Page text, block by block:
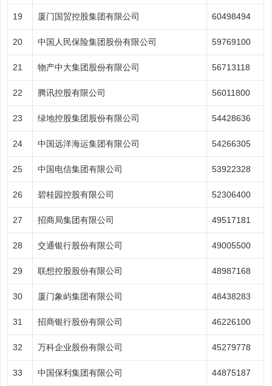
19 厦门国贸控股集团有限公司 60498494
20 中国人民保险集团股份有限公司 59769100
21 物产中大集团股份有限公司 56713118
22 腾讯控股有限公司 56011800
23 绿地控股集团股份有限公司 54428636
24 中国远洋海运集团有限公司 54266305
25 中国电信集团有限公司 53922328
26 碧桂园控股有限公司 52306400
27 招商局集团有限公司 49517181
28 交通银行股份有限公司 49005500
29 联想控股股份有限公司 48987168
30 厦门象屿集团有限公司 48438283
31 招商银行股份有限公司 46226100
32 万科企业股份有限公司 45279778
33 中国保利集团有限公司 44875187